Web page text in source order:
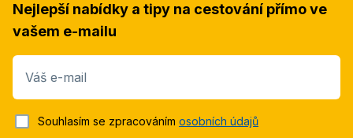
Nejlepší nabídky a tipy na cestování přímo ve
vašem e-mailu
Váš e-mail
Souhlasím se zpracováním osobních údajů